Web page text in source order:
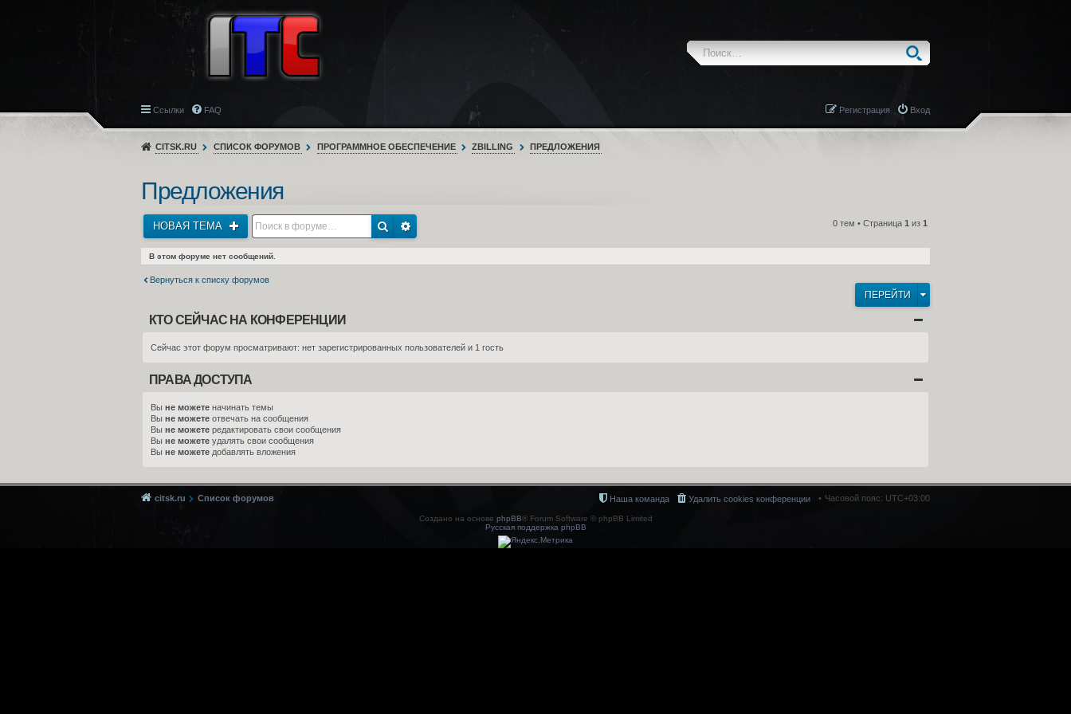
Ссылки FAQ Вход
Регистрация
CITSK.RU СПИСОК ФОРУМОВ ПРОГРАММНОЕ ОБЕСПЕЧЕНИЕ ZBILLING ПРЕДЛОЖЕНИЯ
Предложения
НОВАЯ ТЕМА 0 тем • Страница 1 из 1
В этом форуме нет сообщений.
Вернуться к списку форумов
ПЕРЕЙТИ
КТО СЕЙЧАС НА КОНФЕРЕНЦИИ
Сейчас этот форум просматривают: нет зарегистрированных пользователей и 1 гость
ПРАВА ДОСТУПА
Вы не можете начинать темы
Вы не можете отвечать на сообщения
Вы не можете редактировать свои сообщения
Вы не можете удалять свои сообщения
Вы не можете добавлять вложения
citsk.ru Список форумов Часовой пояс: UTC+03:00
Удалить cookies конференции
Наша команда
Создано на основе phpBB® Forum Software © phpBB Limited
Русская поддержка phpBB